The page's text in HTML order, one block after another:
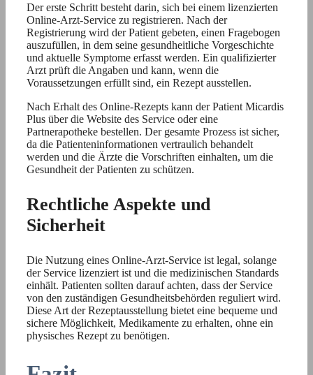
Der erste Schritt besteht darin, sich bei einem lizenzierten
Online-Arzt-Service zu registrieren. Nach der
Registrierung wird der Patient gebeten, einen Fragebogen
auszufüllen, in dem seine gesundheitliche Vorgeschichte
und aktuelle Symptome erfasst werden. Ein qualifizierter
Arzt prüft die Angaben und kann, wenn die
Voraussetzungen erfüllt sind, ein Rezept ausstellen.
Nach Erhalt des Online-Rezepts kann der Patient Micardis
Plus über die Website des Service oder eine
Partnerapotheke bestellen. Der gesamte Prozess ist sicher,
da die Patienteninformationen vertraulich behandelt
werden und die Ärzte die Vorschriften einhalten, um die
Gesundheit der Patienten zu schützen.
Rechtliche Aspekte und
Sicherheit
Die Nutzung eines Online-Arzt-Service ist legal, solange
der Service lizenziert ist und die medizinischen Standards
einhält. Patienten sollten darauf achten, dass der Service
von den zuständigen Gesundheitsbehörden reguliert wird.
Diese Art der Rezeptausstellung bietet eine bequeme und
sichere Möglichkeit, Medikamente zu erhalten, ohne ein
physisches Rezept zu benötigen.